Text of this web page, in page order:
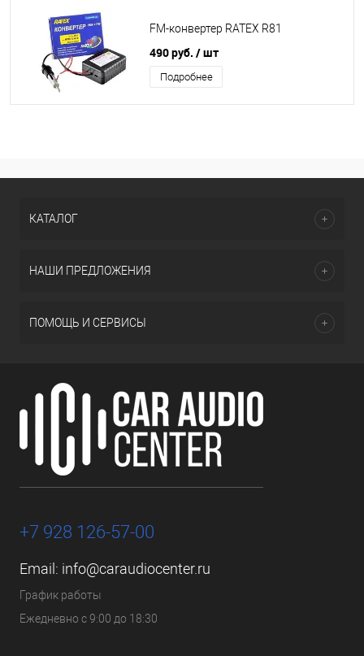
FM-конвертер RATEX R81
490 руб. / шт
Подробнее
КАТАЛОГ
НАШИ ПРЕДЛОЖЕНИЯ
ПОМОЩЬ И СЕРВИСЫ
+7 928 126-57-00
Email: info@caraudiocenter.ru
График работы
Ежедневно с 9:00 до 18:30